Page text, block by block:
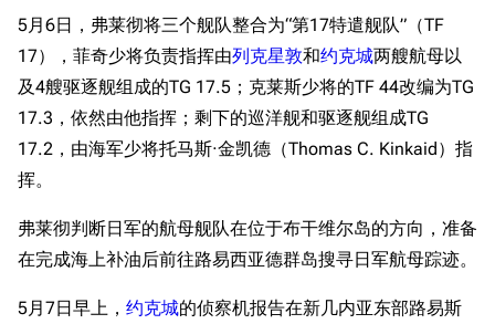
5月6日，弗莱彻将三个舰队整合为“第17特遣舰队”（TF
17），菲奇少将负责指挥由列克星敦和约克城两艘航母以
及4艘驱逐舰组成的TG 17.5；克莱斯少将的TF 44改编为TG
17.3，依然由他指挥；剩下的巡洋舰和驱逐舰组成TG
17.2，由海军少将托马斯·金凯德（Thomas C. Kinkaid）指
挥。
弗莱彻判断日军的航母舰队在位于布干维尔岛的方向，准备
在完成海上补油后前往路易西亚德群岛搜寻日军航母踪迹。
5月7日早上， 约克城的侦察机报告在新几内亚东部路易斯